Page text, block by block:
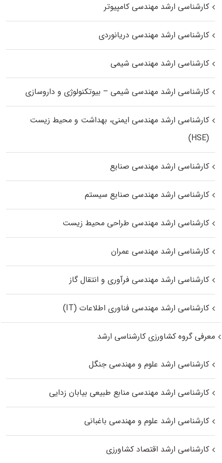
کارشناسی ارشد مهندسی کامپیوتر
کارشناسی ارشد مهندسی دریانوردی
کارشناسی ارشد مهندسی شیمی
کارشناسی ارشد مهندسی شیمی – بیوتکنولوژی و داروسازی
کارشناسی ارشد مهندسی ایمنی، بهداشت و محیط زیست
(HSE)
کارشناسی ارشد مهندسی صنایع
کارشناسی ارشد مهندسی صنایع سیستم
کارشناسی ارشد مهندسی طراحی محیط زیست
کارشناسی ارشد مهندسی عمران
کارشناسی ارشد مهندسی فرآوری و انتقال گاز
کارشناسی ارشد مهندسی فناوری اطلاعات (IT)
معرفی گروه کشاورزی کارشناسی ارشد
کارشناسی ارشد علوم و مهندسی جنگل
کارشناسی ارشد مهندسی منابع طبیعی بیابان زدایی
کارشناسی ارشد علوم و مهندسی باغبانی
کارشناسی ارشد اقتصاد کشاورزی